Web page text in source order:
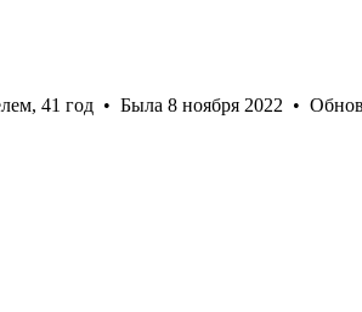
, 41 год • Была 8 ноября 2022 •